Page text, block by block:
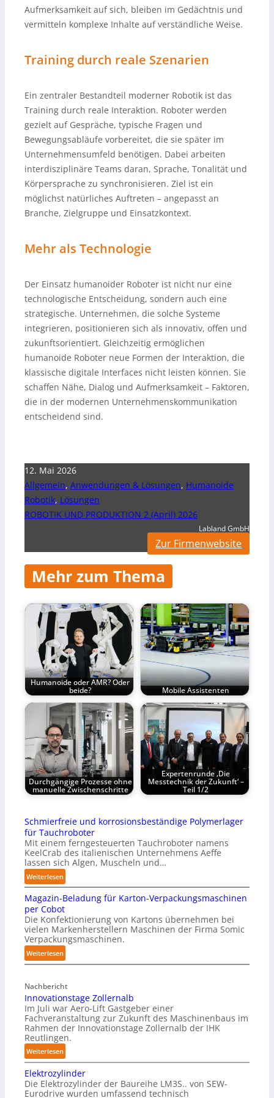
Aufmerksamkeit auf sich, bleiben im Gedächtnis und
vermitteln komplexe Inhalte auf verständliche Weise.
Training durch reale Szenarien
Ein zentraler Bestandteil moderner Robotik ist das
Training durch reale Interaktion. Roboter werden
gezielt auf Gespräche, typische Fragen und
Bewegungsabläufe vorbereitet, die sie später im
Unternehmensumfeld benötigen. Dabei arbeiten
interdisziplinäre Teams daran, Sprache, Tonalität und
Körpersprache zu synchronisieren. Ziel ist ein
möglichst natürliches Auftreten – angepasst an
Branche, Zielgruppe und Einsatzkontext.
Mehr als Technologie
Der Einsatz humanoider Roboter ist nicht nur eine
technologische Entscheidung, sondern auch eine
strategische. Unternehmen, die solche Systeme
integrieren, positionieren sich als innovativ, offen und
zukunftsorientiert. Gleichzeitig ermöglichen
humanoide Roboter neue Formen der Interaktion, die
klassische digitale Interfaces nicht leisten können. Sie
schaffen Nähe, Dialog und Aufmerksamkeit – Faktoren,
die in der modernen Unternehmenskommunikation
entscheidend sind.
12. Mai 2026
Allgemein, Anwendungen & Lösungen, Humanoide
Robotik, Lösungen
ROBOTIK UND PRODUKTION 2 (April) 2026
Labland GmbH
Zur Firmenwebsite
Mehr zum Thema
Humanoide oder AMR? Oder
beide? Mobile Assistenten
Durchgängige Prozesse ohne
manuelle Zwischenschritte
Expertenrunde ‚Die
Messtechnik der Zukunft‘ –
Teil 1/2
Schmierfreie und korrosionsbeständige Polymerlager
für Tauchroboter
Mit einem ferngesteuerten Tauchroboter namens
KeelCrab des italienischen Unternehmens Aeffe
lassen sich Algen, Muscheln und…
Weiterlesen:
S
c
h
m
i
e
r
e
i
e
u
n
d
k
o
r
Magazin-Beladung für Karton-Verpackungsmaschinen
per Cobot
Die Konfektionierung von Kartons übernehmen bei
vielen Markenherstellern Maschinen der Firma Somic
Verpackungsmaschinen.
Weiterlesen:
M
g
a
z
n
-
B
e
l
a
Nachbericht
Innovationstage Zollernalb
Im Juli war Aero-Lift Gastgeber einer
Fachveranstaltung zur Zukunft des Maschinenbaus im
Rahmen der Innovationstage Zollernalb der IHK
Reutlingen.
Weiterlesen:
I
n
n
Elektrozylinder
Die Elektrozylinder der Baureihe LM3S.. von SEW-
Eurodrive wurden umfassend technisch